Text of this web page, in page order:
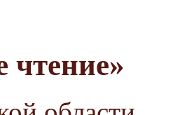
чтение»